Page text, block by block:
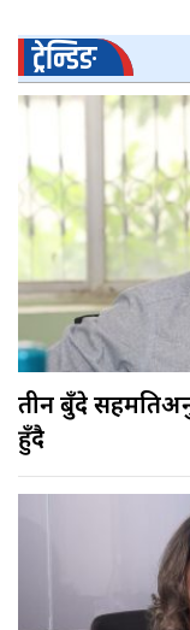
ट्रेन्डिङ
तीन बुँदे
हुँदै